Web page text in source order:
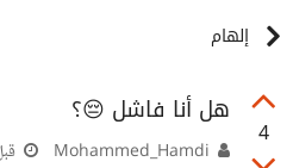
إلهام
4
هل أنا فاشل 😔؟
قبل 3